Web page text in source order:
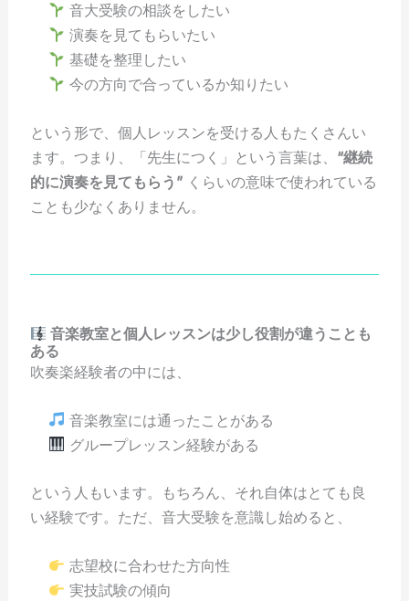
音大受験の相談をしたい
演奏を見てもらいたい
基礎を整理したい
今の方向で合っているか知りたい
という形で、個人レッスンを受ける人もたくさんい
ます。つまり、「先生につく」という言葉は、 “継続
的に演奏を見てもらう” くらいの意味で使われている
ことも少なくありません。
音楽教室と個人レッスンは少し役割が違うことも
ある
吹奏楽経験者の中には、
音楽教室には通ったことがある
グループレッスン経験がある
という人もいます。もちろん、それ自体はとても良
い経験です。ただ、音大受験を意識し始めると、
志望校に合わせた方向性
実技試験の傾向